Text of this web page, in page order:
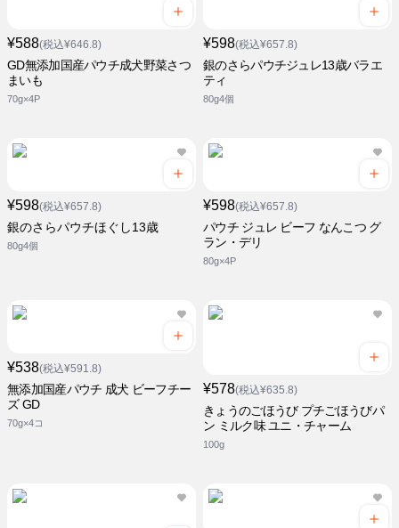
¥588(税込¥646.8)
GD無添加国産パウチ成犬野菜さつ
まいも
70g×4P
¥598(税込¥657.8)
銀のさらパウチジュレ13歳バラエ
ティ
80g4個
¥598(税込¥657.8)
銀のさらパウチほぐし13歳
80g4個
¥598(税込¥657.8)
パウチ ジュレ ビーフ なんこつ グ
ラン・デリ
80g×4P
¥538(税込¥591.8)
無添加国産パウチ 成犬 ビーフチー
ズ GD
70g×4コ
¥578(税込¥635.8)
きょうのごほうび プチごほうびパ
ン ミルク味 ユニ・チャーム
100g